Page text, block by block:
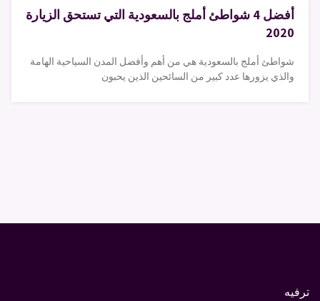
أفضل 4 شواطئ أملج بالسعودية التي تستحق الزيارة
2020
شواطئ أملج بالسعودية هي من أهم وأفضل المدن السياحية الهامة
والذي يزورها عدد كبير من السائحين الذين يحبون
ترفيه